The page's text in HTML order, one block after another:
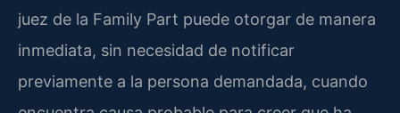
juez de la Family Part puede otorgar de manera
inmediata, sin necesidad de notificar
previamente a la persona demandada, cuando